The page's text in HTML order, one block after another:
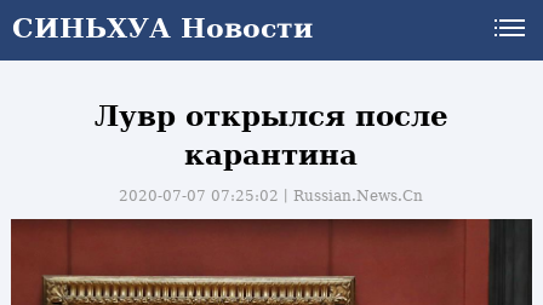
СИНЬХУА Новости
Лувр открылся после
карантина
2020-07-07 07:25:02丨Russian.News.Cn